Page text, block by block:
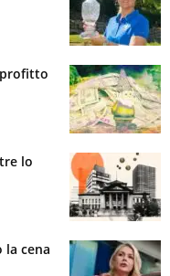
lo
cena